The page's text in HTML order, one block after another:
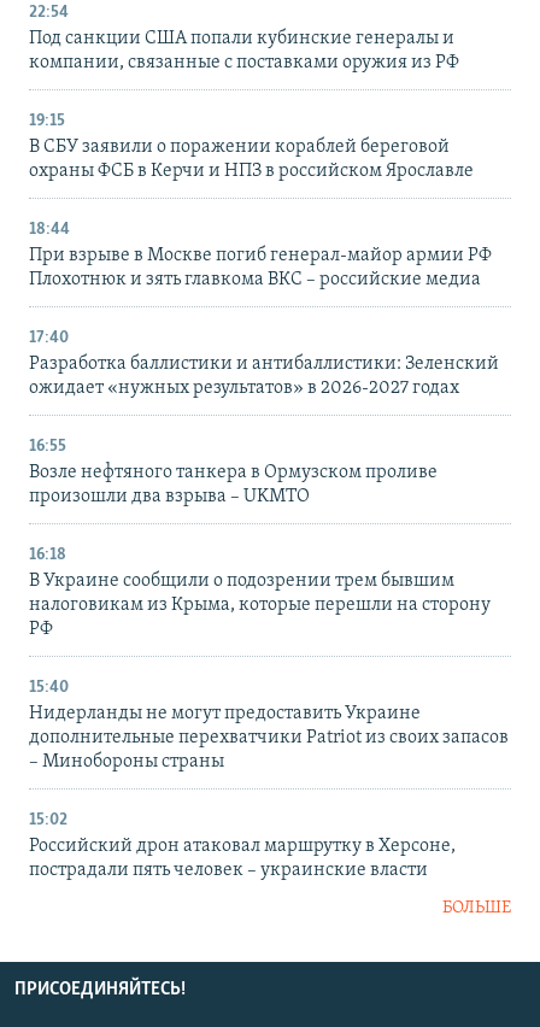
22:54
Под санкции США попали кубинские генералы и
компании, связанные с поставками оружия из РФ
19:15
В СБУ заявили о поражении кораблей береговой
охраны ФСБ в Керчи и НПЗ в российском Ярославле
18:44
При взрыве в Москве погиб генерал-майор армии РФ
Плохотнюк и зять главкома ВКС – российские медиа
17:40
Разработка баллистики и антибаллистики: Зеленский
ожидает «нужных результатов» в 2026-2027 годах
16:55
Возле нефтяного танкера в Ормузском проливе
произошли два взрыва – UKMTO
16:18
В Украине сообщили о подозрении трем бывшим
налоговикам из Крыма, которые перешли на сторону
РФ
15:40
Нидерланды не могут предоставить Украине
дополнительные перехватчики Patriot из своих запасов
– Минобороны страны
15:02
Российский дрон атаковал маршрутку в Херсоне,
пострадали пять человек – украинские власти
БОЛЬШЕ
ПРИСОЕДИНЯЙТЕСЬ!